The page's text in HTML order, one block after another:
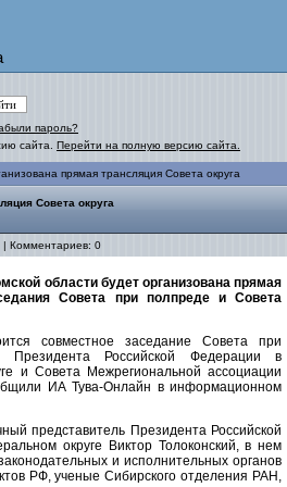
пароль?
сайта. Перейти на полную версию сайта.
прямая трансляция Совета округа
Совета округа
| Комментариев: 0
области будет организована прямая
Совета при полпреде и Совета
совместное заседание Совета при
Президента Российской Федерации в
и Совета Межрегиональной ассоциации
ИА Тува-Онлайн в информационном
представитель Президента Российской
округе Виктор Толоконский, в нем
и исполнительных органов
РФ, ученые Сибирского отделения РАН,